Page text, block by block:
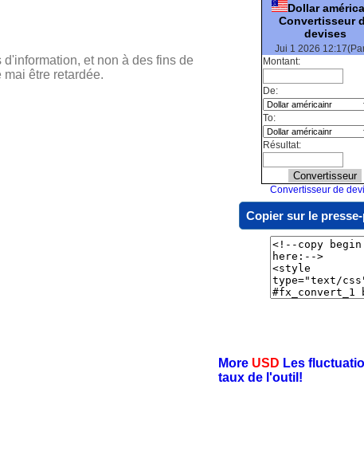
et non à des fins de
être retardée.
Dollar
Convertisseur
devises
Jui 1 2026
Montant:
De:
To:
Résultat:
Convertisseur de
Copier sur le
More USD Les
taux de l'outil!